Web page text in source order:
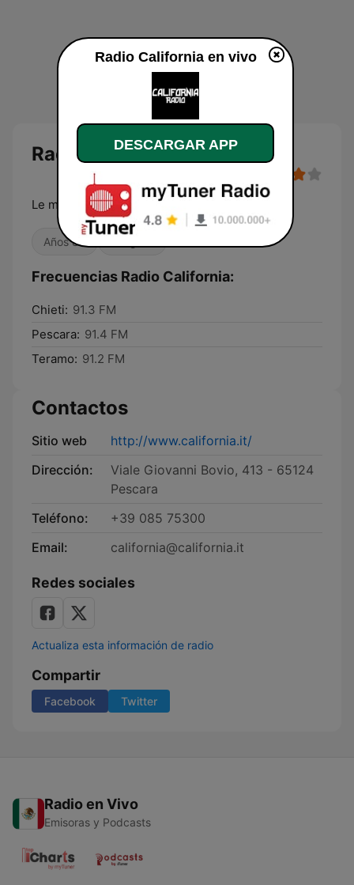
Radio California
Le migliori hit '70-'80
Años 80
Frecuencias Radio California:
Chieti: 91.3 FM
Pescara: 91.4 FM
Teramo: 91.2 FM
Contactos
Sitio web
http://www.california.it/
Dirección:
Viale Giovanni Bovio, 413 - 65124
Pescara
Teléfono:
+39 085 75300
Email:
california@california.it
Redes sociales
Actualiza esta información de radio
Compartir
Facebook Twitter
Radio en Vivo
Emisoras y Podcasts
Radio California en vivo
DESCARGAR APP